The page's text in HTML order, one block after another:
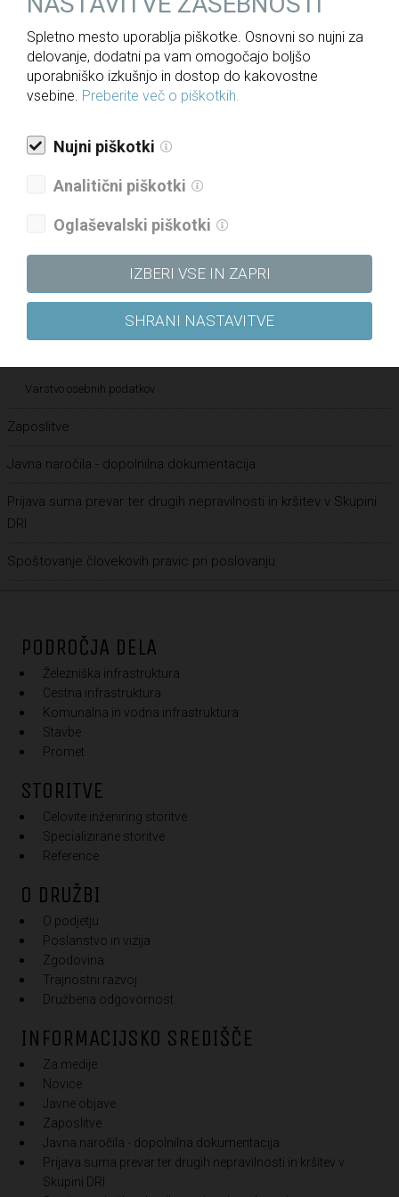
Politika prejemkov
Politika kakovosti
Etični kodeks
Katalog informacij javnega značaja
Pravilnik o sponzorstvih in donacijah
Vloga za dodelitev donatorskih sredstev
Kultura pravičnosti – Letališče Edvarda Rusjana Maribor
Varstvo osebnih podatkov
Zaposlitve
Javna naročila - dopolnilna dokumentacija
Prijava suma prevar ter drugih nepravilnosti in kršitev v Skupini
DRI
Spoštovanje človekovih pravic pri poslovanju
PODROČJA DELA
Železniška infrastruktura
Cestna infrastruktura
Komunalna in vodna infrastruktura
Stavbe
Promet
STORITVE
Celovite inženiring storitve
Specializirane storitve
Reference
O DRUŽBI
O podjetju
Poslanstvo in vizija
Zgodovina
Trajnostni razvoj
Družbena odgovornost
INFORMACIJSKO SREDIŠČE
Za medije
Novice
Javne objave
Zaposlitve
Javna naročila - dopolnilna dokumentacija
Prijava suma prevar ter drugih nepravilnosti in kršitev v
Skupini DRI
Spletno mesto uporablja piškotke. Osnovni so nujni za
delovanje, dodatni pa vam omogočajo boljšo
uporabniško izkušnjo in dostop do kakovostne
vsebine. Preberite več o piškotkih.
Nujni piškotki
Analitični piškotki
Oglaševalski piškotki
IZBERI VSE IN ZAPRI
SHRANI NASTAVITVE